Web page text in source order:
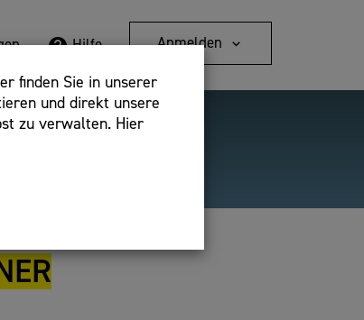
finden Sie in unserer
und direkt unsere
zu verwalten. Hier
Hilfe Anmelden
Detailsuche